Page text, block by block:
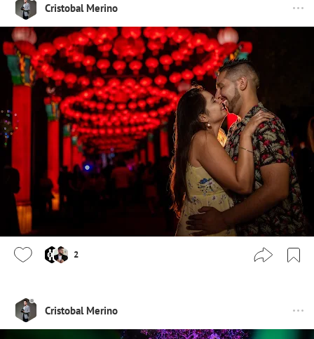
Cristobal Merino
2
Cristobal Merino